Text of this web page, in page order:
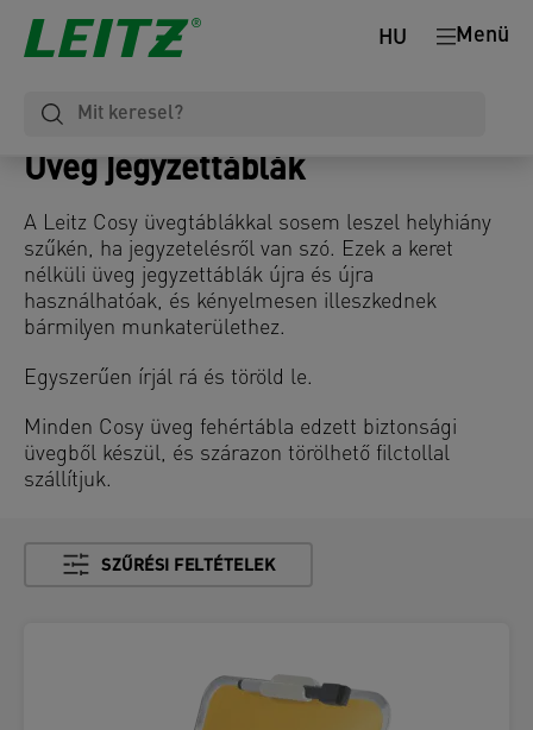
Menü
HU
Üveg jegyzettáblák
A Leitz Cosy üvegtáblákkal sosem leszel helyhiány
szűkén, ha jegyzetelésről van szó. Ezek a keret
nélküli üveg jegyzettáblák újra és újra
használhatóak, és kényelmesen illeszkednek
bármilyen munkaterülethez.
Egyszerűen írjál rá és töröld le.
Minden Cosy üveg fehértábla edzett biztonsági
üvegből készül, és szárazon törölhető filctollal
szállítjuk.
SZŰRÉSI FELTÉTELEK